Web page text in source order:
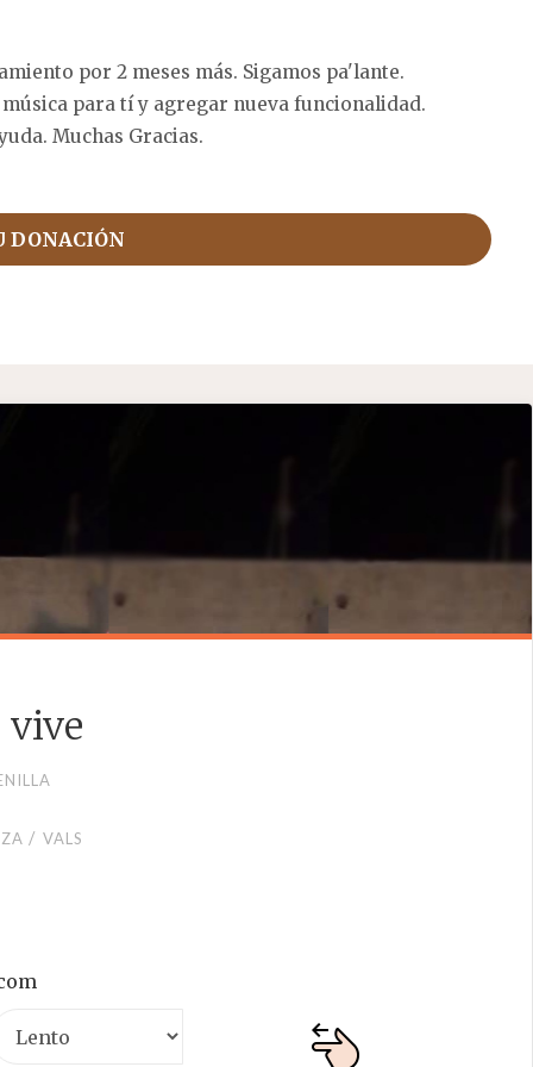
por 2 meses más. Sigamos pa'lante.
para tí y agregar nueva funcionalidad.
Muchas Gracias.
DONACIÓN
vive
/ VALS